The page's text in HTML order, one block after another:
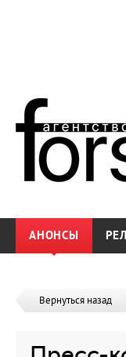
АНОНСЫ
Вернуться назад